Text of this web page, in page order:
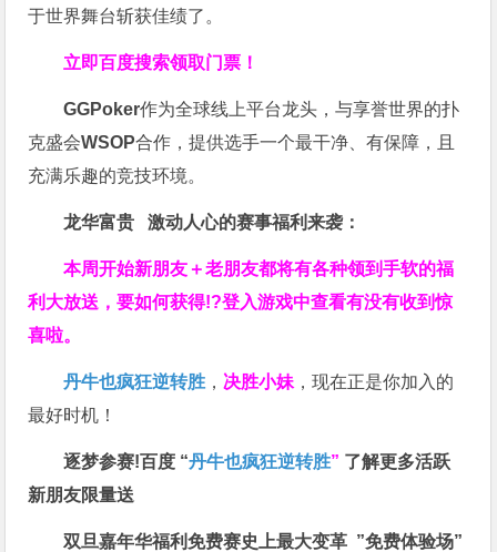
于世界舞台斩获佳绩了。
立即百度搜索领取门票！
GGPoker作为全球线上平台龙头，与享誉世界的扑
克盛会WSOP合作，提供选手一个最干净、有保障，且
充满乐趣的竞技环境。
龙华富贵 激动人心的赛事福利来袭：
本周开始新朋友＋老朋友都将有各种领到手软的福
利大放送，要如何获得!?登入游戏中查看有没有收到惊
喜啦。
丹牛也疯狂逆转胜 ， 决胜小妹 ，现在正是你加入的
最好时机！
逐梦参赛!百度 “丹牛也疯狂逆转胜” 了解更多活跃
新朋友限量送
双旦嘉年华福利免费赛史上最大变革 ”免费体验场”